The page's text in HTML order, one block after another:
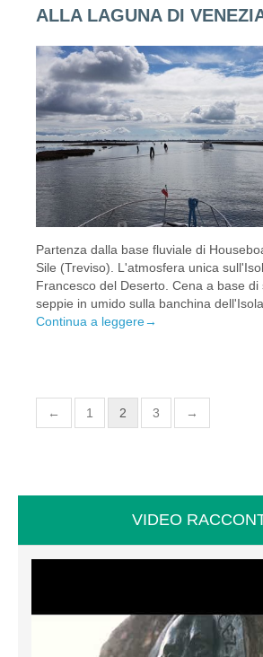
ALLA LAGUNA DI
Partenza dalla base fluviale di
Sile (Treviso). L'atmosfera unica
Francesco del Deserto. Cena a base di
seppie in umido sulla banchina
Continua a leggere→
← 1 2 3 →
VIDEO